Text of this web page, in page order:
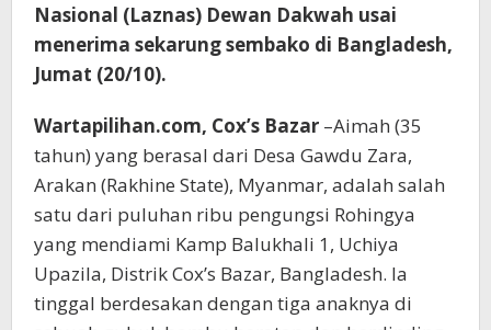
Nasional (Laznas) Dewan Dakwah usai
menerima sekarung sembako di Bangladesh,
Jumat (20/10).
Wartapilihan.com, Cox’s Bazar –Aimah (35
tahun) yang berasal dari Desa Gawdu Zara,
Arakan (Rakhine State), Myanmar, adalah salah
satu dari puluhan ribu pengungsi Rohingya
yang mendiami Kamp Balukhali 1, Uchiya
Upazila, Distrik Cox’s Bazar, Bangladesh. Ia
tinggal berdesakan dengan tiga anaknya di